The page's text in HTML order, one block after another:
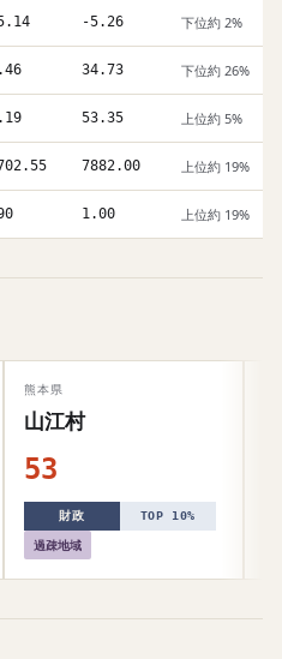
-5.26 下位約 2%
34.73 下位約 26%
53.35 上位約 5%
7882.00 上位約 19%
1.00 上位約 19%
熊本県
山江村
53
財政 TOP 10%
過疎地域